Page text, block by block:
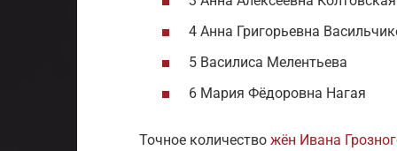
4 Анна Григорьевна
5 Василиса Мелентьева
6 Мария Фёдоровна Нагая
Точное количество жён Ивана